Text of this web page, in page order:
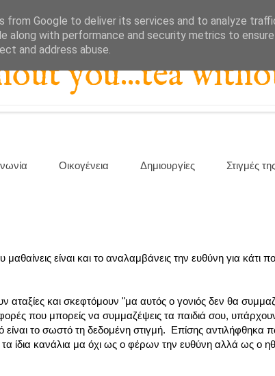
you...tea
Οικογένεια Δημιουργίες Στιγμές
είναι και το αναλαμβάνεις την ευθύνη για κάτι
και σκεφτόμουν "μα αυτός ο γονιός δεν θα
που μπορείς να συμμαζέψεις τα παιδιά σου,
είναι το σωστό τη δεδομένη στιγμή. Επίσης
ίδια κανάλια μα όχι ως ο φέρων την ευθύνη αλλά ως ο
from Google to deliver its services and to analyze
along with performance and security metrics to
and address abuse.